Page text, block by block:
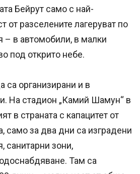
Бейрут само с най-
от разселените лагеруват по
– в автомобили, в малки
под открито небе.
организирани и в
На стадион „Камий Шамун“ в
в страната с капацитет от
само за два дни са изградени
санитарни зони,
Там са